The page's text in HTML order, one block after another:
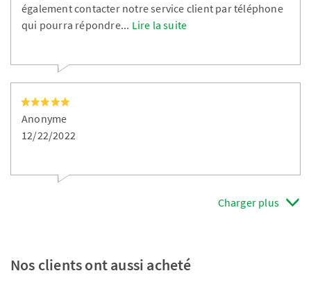
également contacter notre service client par téléphone
qui pourra répondre... Lire la suite
Anonyme
12/22/2022
Charger plus
Nos clients ont aussi acheté